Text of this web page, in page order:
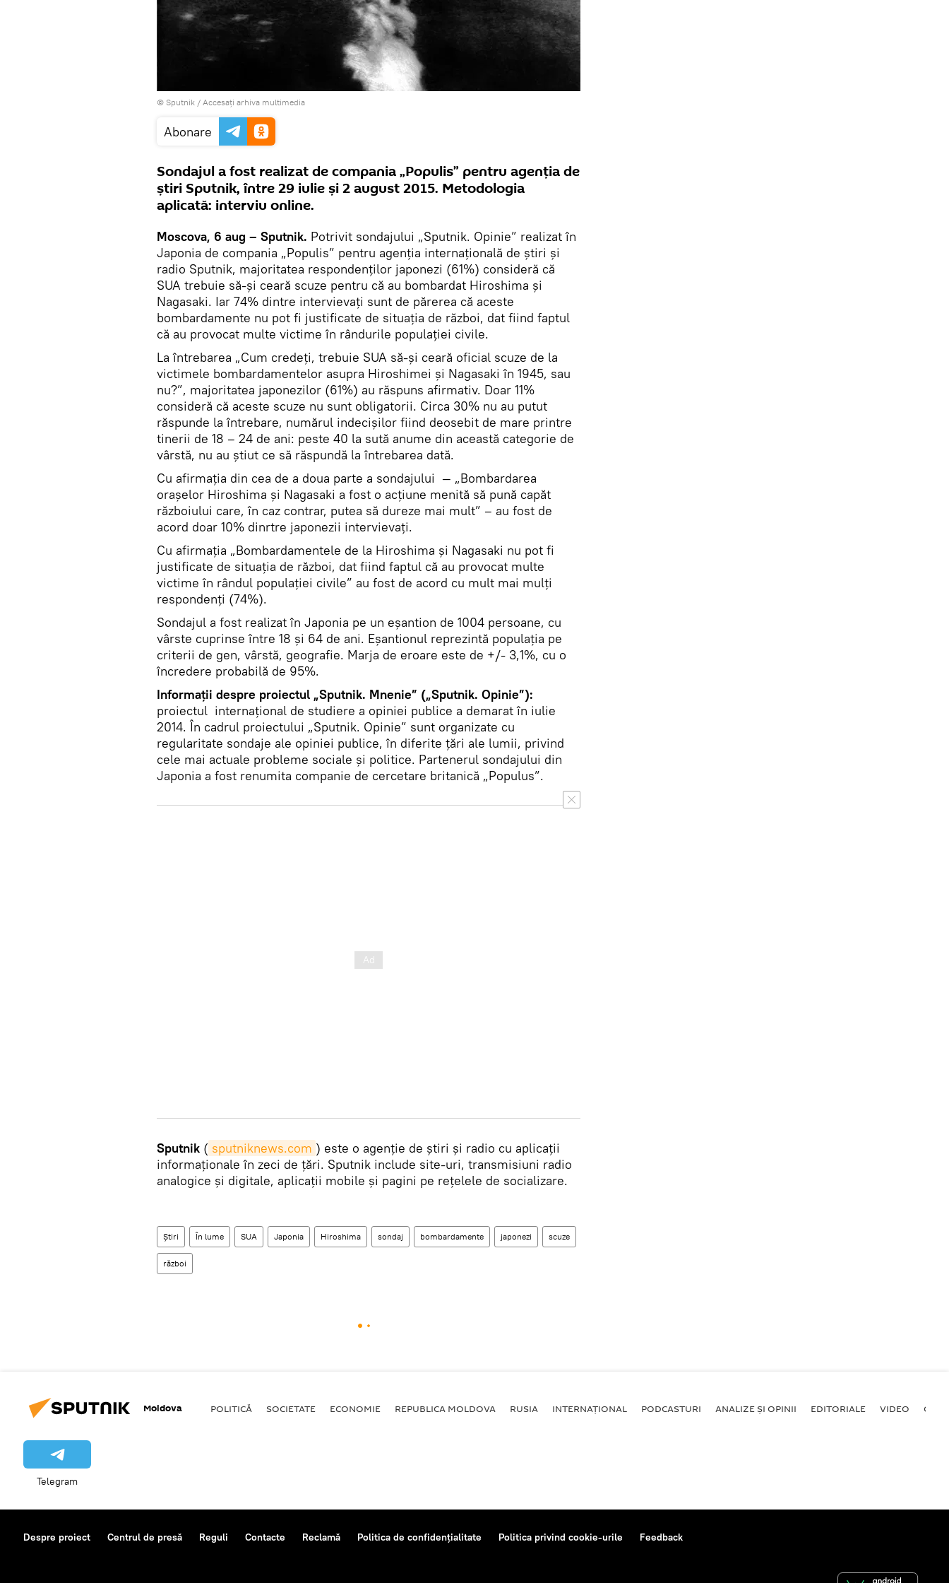
© Sputnik / Accesați arhiva multimedia
Abonare
Sondajul a fost realizat de compania „Populis” pentru agenția de
știri Sputnik, între 29 iulie și 2 august 2015. Metodologia
aplicată: interviu online.
Moscova, 6 aug – Sputnik. Potrivit sondajului „Sputnik. Opinie” realizat în
Japonia de compania „Populis” pentru agenția internațională de știri și
radio Sputnik, majoritatea respondenților japonezi (61%) consideră că
SUA trebuie să-și ceară scuze pentru că au bombardat Hiroshima și
Nagasaki. Iar 74% dintre intervievați sunt de părerea că aceste
bombardamente nu pot fi justificate de situația de război, dat fiind faptul
că au provocat multe victime în rândurile populației civile.
La întrebarea „Cum credeți, trebuie SUA să-și ceară oficial scuze de la
victimele bombardamentelor asupra Hiroshimei și Nagasaki în 1945, sau
nu?”, majoritatea japonezilor (61%) au răspuns afirmativ. Doar 11%
consideră că aceste scuze nu sunt obligatorii. Circa 30% nu au putut
răspunde la întrebare, numărul indecișilor fiind deosebit de mare printre
tinerii de 18 – 24 de ani: peste 40 la sută anume din această categorie de
vârstă, nu au știut ce să răspundă la întrebarea dată.
Cu afirmația din cea de a doua parte a sondajului — „Bombardarea
oraşelor Hiroshima și Nagasaki a fost o acțiune menită să pună capăt
războiului care, în caz contrar, putea să dureze mai mult” – au fost de
acord doar 10% dinrtre japonezii intervievați.
Cu afirmația „Bombardamentele de la Hiroshima și Nagasaki nu pot fi
justificate de situația de război, dat fiind faptul că au provocat multe
victime în rândul populației civile” au fost de acord cu mult mai mulți
respondenți (74%).
Sondajul a fost realizat în Japonia pe un eşantion de 1004 persoane, cu
vârste cuprinse între 18 și 64 de ani. Eșantionul reprezintă populația pe
criterii de gen, vârstă, geografie. Marja de eroare este de +/- 3,1%, cu o
încredere probabilă de 95%.
Informații despre proiectul „Sputnik. Mnenie” („Sputnik. Opinie”):
proiectul internațional de studiere a opiniei publice a demarat în iulie
2014. În cadrul proiectului „Sputnik. Opinie” sunt organizate cu
regularitate sondaje ale opiniei publice, în diferite țări ale lumii, privind
cele mai actuale probleme sociale și politice. Partenerul sondajului din
Japonia a fost renumita companie de cercetare britanică „Populus”.
Sputnik ( sputniknews.com ) este o agenție de știri și radio cu aplicații
informaționale în zeci de țări. Sputnik include site-uri, transmisiuni radio
analogice și digitale, aplicații mobile și pagini pe rețelele de socializare.
Știri În lume SUA Japonia Hiroshima sondaj bombardamente japonezi scuze
război
Moldova POLITICĂ SOCIETATE ECONOMIE REPUBLICA MOLDOVA RUSIA INTERNAȚIONAL PODCASTURI ANALIZE ȘI OPINII EDITORIALE VIDEO
Telegram
Despre proiect Centrul de presă Reguli Contacte Reclamă Politica de confidențialitate Politica privind cookie-urile Feedback